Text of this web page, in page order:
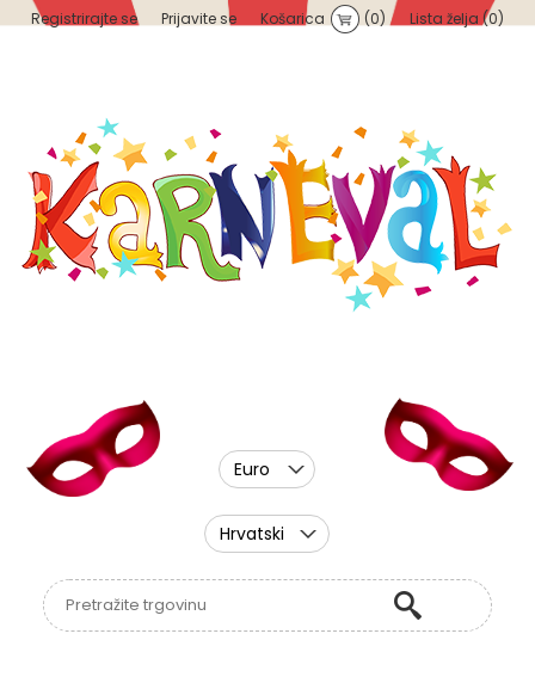
Registrirajte se Prijavite se Košarica (0) Lista želja (0)
Euro
Hrvatski